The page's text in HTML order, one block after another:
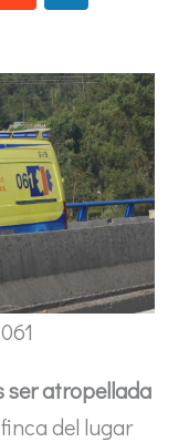
ser atropellada
del lugar